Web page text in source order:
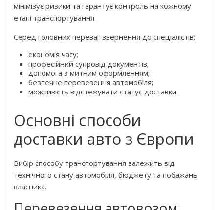
мінімізує ризики та гарантує контроль на кожному
етапі транспортування.
Серед головних переваг звернення до спеціалістів:
економія часу;
професійний супровід документів;
допомога з митним оформленням;
безпечне перевезення автомобіля;
можливість відстежувати статус доставки.
Основні способи
доставки авто з Європи
Вибір способу транспортування залежить від
технічного стану автомобіля, бюджету та побажань
власника.